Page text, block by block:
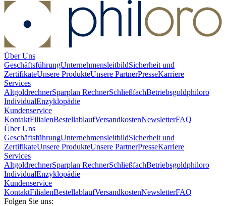
Über Uns
GeschäftsführungUnternehmensleitbildSicherheit und
ZertifikateUnsere ProdukteUnsere PartnerPresseKarriere
Services
AltgoldrechnerSparplan RechnerSchließfachBetriebsgoldphiloro
IndividualEnzyklopädie
Kundenservice
KontaktFilialenBestellablaufVersandkostenNewsletterFAQ
Über Uns
GeschäftsführungUnternehmensleitbildSicherheit und
ZertifikateUnsere ProdukteUnsere PartnerPresseKarriere
Services
AltgoldrechnerSparplan RechnerSchließfachBetriebsgoldphiloro
IndividualEnzyklopädie
Kundenservice
KontaktFilialenBestellablaufVersandkostenNewsletterFAQ
Folgen Sie uns: